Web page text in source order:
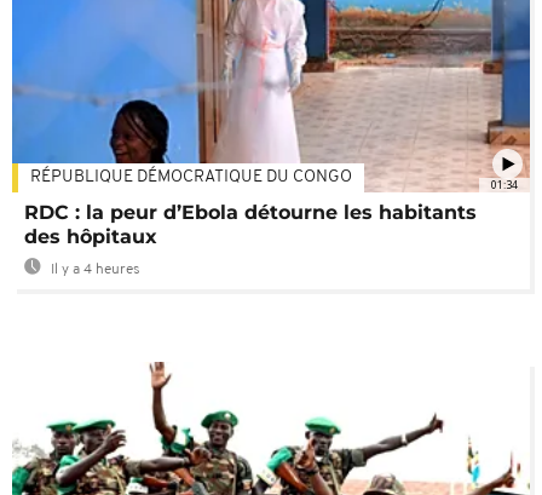
01:34
RÉPUBLIQUE DÉMOCRATIQUE DU CONGO
RDC : la peur d’Ebola détourne les habitants
des hôpitaux
Il y a 4 heures